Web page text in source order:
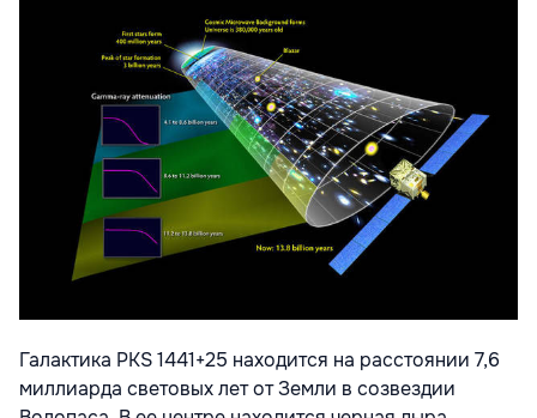
Галактика PKS 1441+25 находится на расстоянии 7,6
миллиарда световых лет от Земли в созвездии